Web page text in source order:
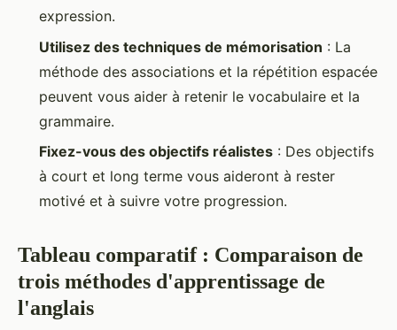
expression.
Utilisez des techniques de mémorisation : La
méthode des associations et la répétition espacée
peuvent vous aider à retenir le vocabulaire et la
grammaire.
Fixez-vous des objectifs réalistes : Des objectifs
à court et long terme vous aideront à rester
motivé et à suivre votre progression.
Tableau comparatif : Comparaison de
trois méthodes d'apprentissage de
l'anglais